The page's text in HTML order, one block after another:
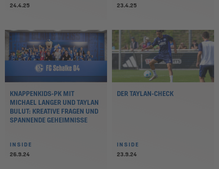
24.4.25
23.4.25
KNAPPENKIDS-PK MIT
MICHAEL LANGER UND TAYLAN
BULUT: KREATIVE FRAGEN UND
SPANNENDE GEHEIMNISSE
INSIDE
26.9.24
DER TAYLAN-CHECK
INSIDE
23.9.24